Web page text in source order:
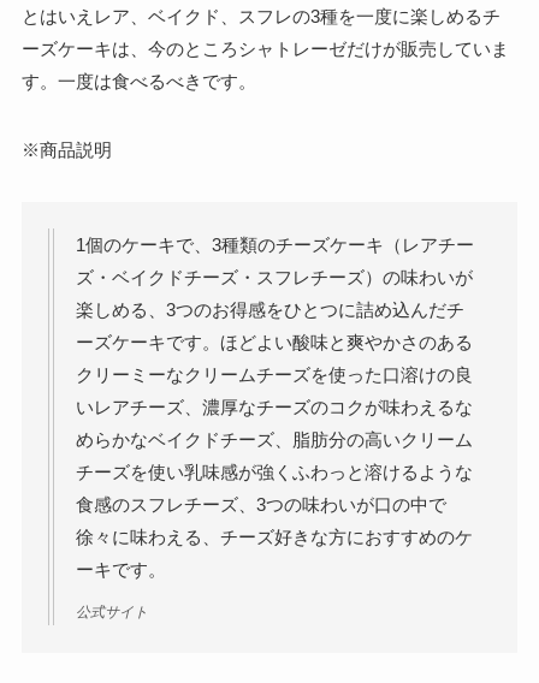
とはいえレア、ベイクド、スフレの3種を一度に楽しめるチ
ーズケーキは、今のところシャトレーゼだけが販売していま
す。一度は食べるべきです。
※商品説明
1個のケーキで、3種類のチーズケーキ（レアチー
ズ・ベイクドチーズ・スフレチーズ）の味わいが
楽しめる、3つのお得感をひとつに詰め込んだチ
ーズケーキです。ほどよい酸味と爽やかさのある
クリーミーなクリームチーズを使った口溶けの良
いレアチーズ、濃厚なチーズのコクが味わえるな
めらかなベイクドチーズ、脂肪分の高いクリーム
チーズを使い乳味感が強くふわっと溶けるような
食感のスフレチーズ、3つの味わいが口の中で
徐々に味わえる、チーズ好きな方におすすめのケ
ーキです。
公式サイト